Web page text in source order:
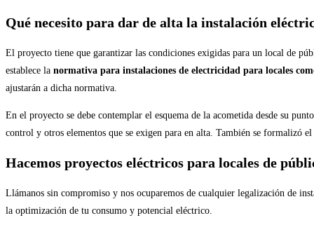
Qué necesito para dar de alta la instalación
El proyecto tiene que garantizar las condiciones exigidas para un local de
establece la normativa para instalaciones de electricidad para locales
ajustarán a dicha normativa.
En el proyecto se debe contemplar el esquema de la acometida desde su
control y otros elementos que se exigen para en alta. También se formalizó
Hacemos proyectos eléctricos para locales de
Llámanos sin compromiso y nos ocuparemos de cualquier legalización de
la optimización de tu consumo y potencial eléctrico.